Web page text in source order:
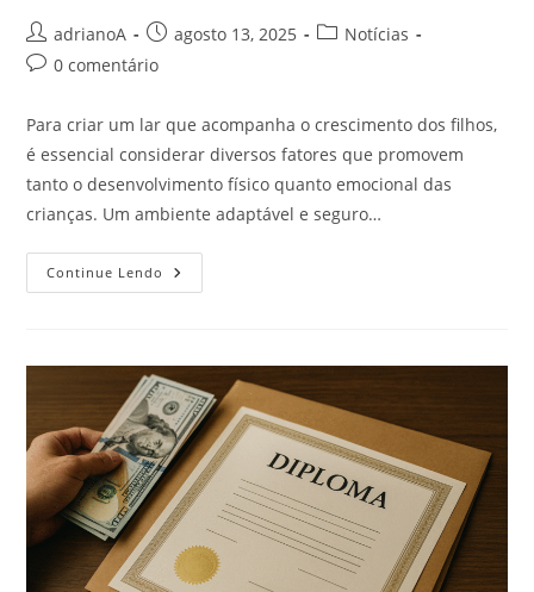
Autor
do
adrianoA
Post
publicado:
agosto 13, 2025
Categoria
Notícias
Comentários
post:
0 comentário
Para criar um lar que acompanha o crescimento dos filhos,
é essencial considerar diversos fatores que promovem
tanto o desenvolvimento físico quanto emocional das
crianças. Um ambiente adaptável e seguro…
Continue Lendo Como
Criar
O
Crescimento
Dos
Filhos